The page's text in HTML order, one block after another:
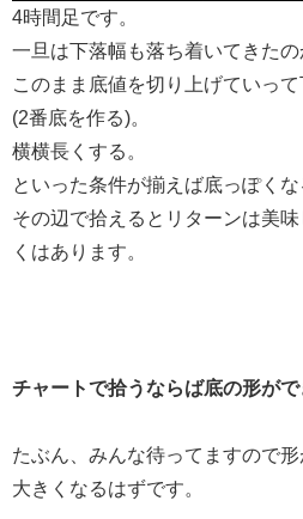
4時間足です。
一旦は下落幅も落ち着いてきたの
このまま底値を切り上げていっ
(2番底を作る)。
横横長くする。
といった条件が揃えば底っぽくな
その辺で拾えるとリターンは美
くはあります。
チャートで拾うならば底の形がで
たぶん、みんな待ってますので
大きくなるはずです。